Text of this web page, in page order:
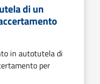
di un
in autotutela di
per